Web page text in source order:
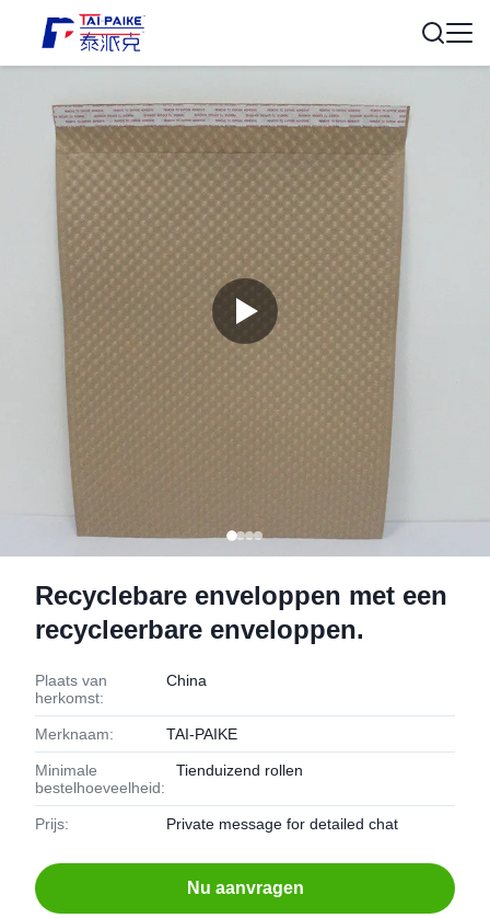
Recyclebare enveloppen met een
recycleerbare enveloppen.
Plaats van
herkomst:
China
Merknaam: TAI-PAIKE
Minimale
bestelhoeveelheid:
Tienduizend rollen
Prijs: Private message for detailed chat
Nu aanvragen